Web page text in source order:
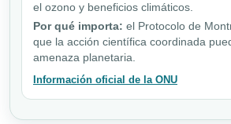
el ozono y beneficios climáticos.
Por qué importa: el Protocolo de
que la acción científica coordinada
amenaza planetaria.
Información oficial de la ONU